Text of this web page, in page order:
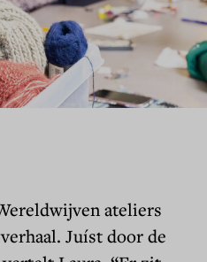
ateliers
Juíst door de